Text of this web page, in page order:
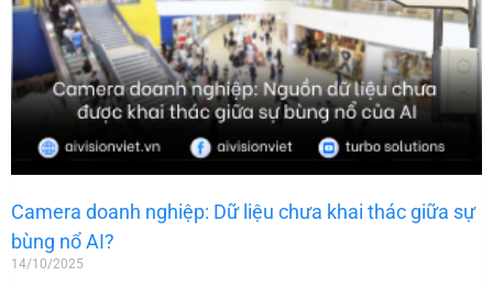
Camera doanh nghiệp: Dữ liệu chưa khai thác giữa sự
bùng nổ AI?
14/10/2025